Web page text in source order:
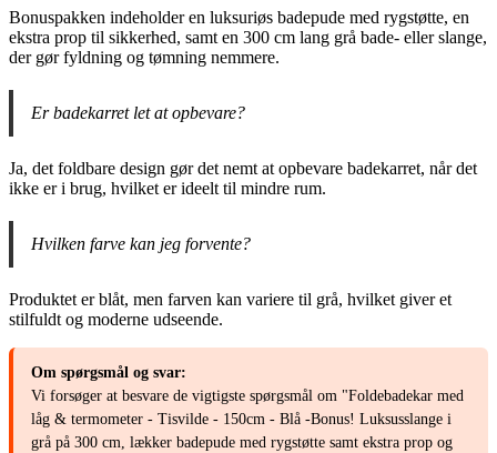
Bonuspakken indeholder en luksuriøs badepude med rygstøtte, en
ekstra prop til sikkerhed, samt en 300 cm lang grå bade- eller slange,
der gør fyldning og tømning nemmere.
Er badekarret let at opbevare?
Ja, det foldbare design gør det nemt at opbevare badekarret, når det
ikke er i brug, hvilket er ideelt til mindre rum.
Hvilken farve kan jeg forvente?
Produktet er blåt, men farven kan variere til grå, hvilket giver et
stilfuldt og moderne udseende.
Om spørgsmål og svar:
Vi forsøger at besvare de vigtigste spørgsmål om "Foldebadekar med
låg & termometer - Tisvilde - 150cm - Blå -Bonus! Luksusslange i
grå på 300 cm, lækker badepude med rygstøtte samt ekstra prop og